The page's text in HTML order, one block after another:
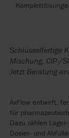
Schlüsselfertige
Mischung, CIP-/
Jetzt Beratung
AxFlow entwirft,
für
Dazu zählen
Dosier- und